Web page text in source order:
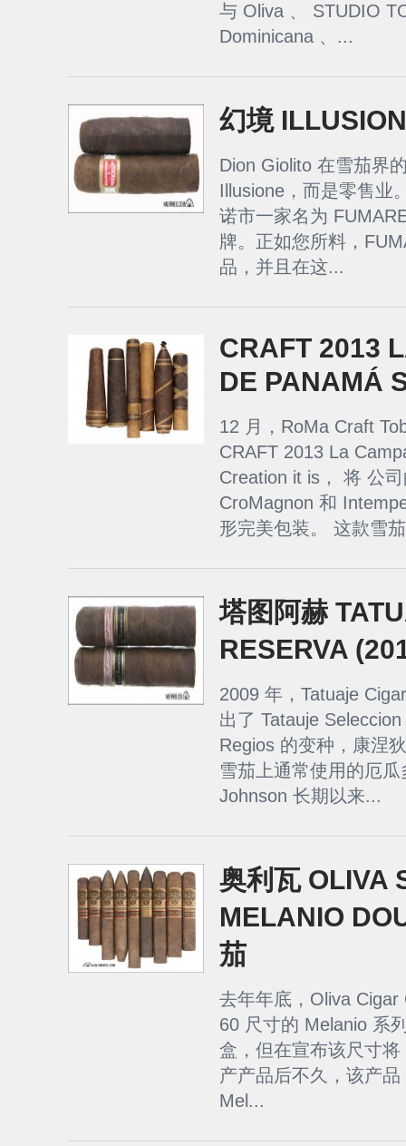
与 Oliva 、 STUDIO
Dominicana 、...
幻境
Dion Giolito 在雪茄界
Illusione，而是零售业
诺市一家名为
牌。正如您所料，
品，并且在这...
CRAFT 2013
DE PANAMÁ
12 月，RoMa Craft
CRAFT 2013 La
Creation it is， 将 公
CroMagnon 和
形完美包装。 这款雪
塔图阿赫
RESERVA
2009 年，Tatuaje
出了 Tatauje
Regios 的变种，康涅
雪茄上通常使用的厄
Johnson 长期以来...
奥利瓦 OLIVA
MELANIO
茄
去年年底，Oliva
60 尺寸的 Melanio 系
盒，但在宣布该尺寸
产产品后不久，该产
Mel...